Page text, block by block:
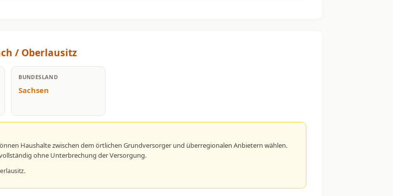
/ Oberlausitz
BUNDESLAND
Sachsen
Haushalte zwischen dem örtlichen Grundversorger und überregionalen Anbietern wählen.
ohne Unterbrechung der Versorgung.